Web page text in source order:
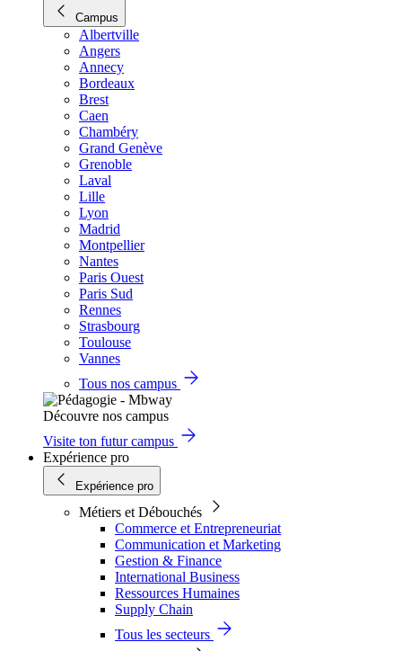
Campus
Albertville
Angers
Annecy
Bordeaux
Brest
Caen
Chambéry
Grand Genève
Grenoble
Laval
Lille
Lyon
Madrid
Montpellier
Nantes
Paris Ouest
Paris Sud
Rennes
Strasbourg
Toulouse
Vannes
Tous nos campus
Découvre nos campus
Visite ton futur campus
Expérience pro
Expérience pro
Métiers et Débouchés
Commerce et Entrepreneuriat
Communication et Marketing
Gestion & Finance
International Business
Ressources Humaines
Supply Chain
Tous les secteurs